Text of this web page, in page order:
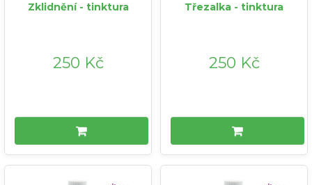
Zklidnění - tinktura
250 Kč
Třezalka - tinktura
250 Kč